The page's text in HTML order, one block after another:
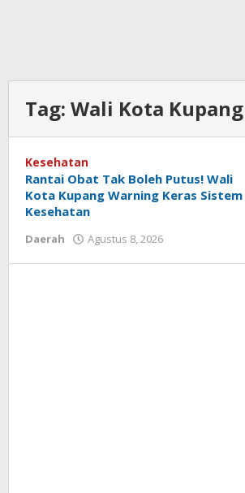
Tag: Wali Kota Kupang
Kesehatan
Rantai Obat Tak Boleh Putus! Wali
Kota Kupang Warning Keras Sistem
Kesehatan
Daerah Agustus 8, 2026
Tu@mes